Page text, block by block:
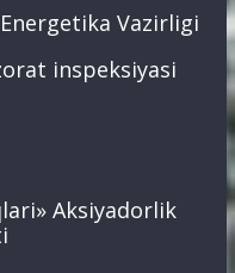
Vazirligi
inspeksiyasi
Aksiyadorlik